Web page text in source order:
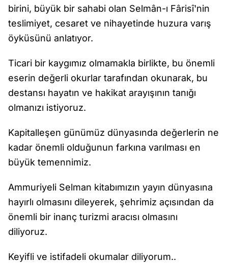
birini, büyük bir sahabi olan Selmân-ı Fârisî'nin
teslimiyet, cesaret ve nihayetinde huzura varış
öyküsünü anlatıyor.
Ticari bir kaygımız olmamakla birlikte, bu önemli
eserin değerli okurlar tarafından okunarak, bu
destansı hayatın ve hakikat arayışının tanığı
olmanızı istiyoruz.
Kapitalleşen günümüz dünyasında değerlerin ne
kadar önemli olduğunun farkına varılması en
büyük temennimiz.
Ammuriyeli Selman kitabımızın yayın dünyasına
hayırlı olmasını dileyerek, şehrimiz açısından da
önemli bir inanç turizmi aracısı olmasını
diliyoruz.
Keyifli ve istifadeli okumalar diliyorum..